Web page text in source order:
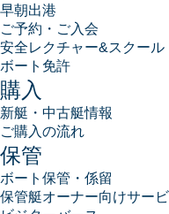
早朝出港
ご予約・ご入会
安全レクチャー&スクール
ボート免許
購入
新艇・中古艇情報
ご購入の流れ
保管
ボート保管・係留
保管艇オーナー向けサー